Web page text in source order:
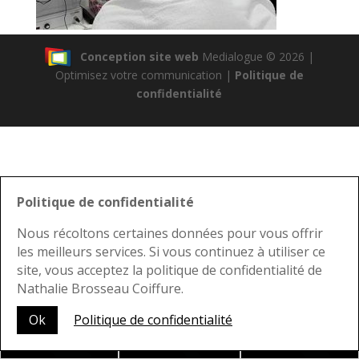
Conception site web Medialogue © 2026 |
Optimisez votre communication | Politique de
confidentialité
Politique de confidentialité
Nous récoltons certaines données pour vous offrir
les meilleurs services. Si vous continuez à utiliser ce
site, vous acceptez la politique de confidentialité de
Nathalie Brosseau Coiffure.
Ok
Politique de confidentialité